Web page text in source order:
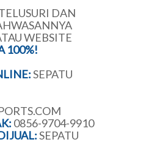
DAN
WEBSITE
100%!
SEPATU
0856-9704-9910
SEPATU